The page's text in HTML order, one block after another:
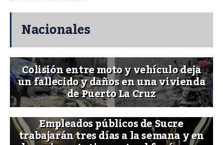
Nacionales
Colisión entre moto y vehículo deja
un fallecido y daños en una vivienda
de Puerto La Cruz
Empleados públicos de Sucre
trabajarán tres días a la semana y en